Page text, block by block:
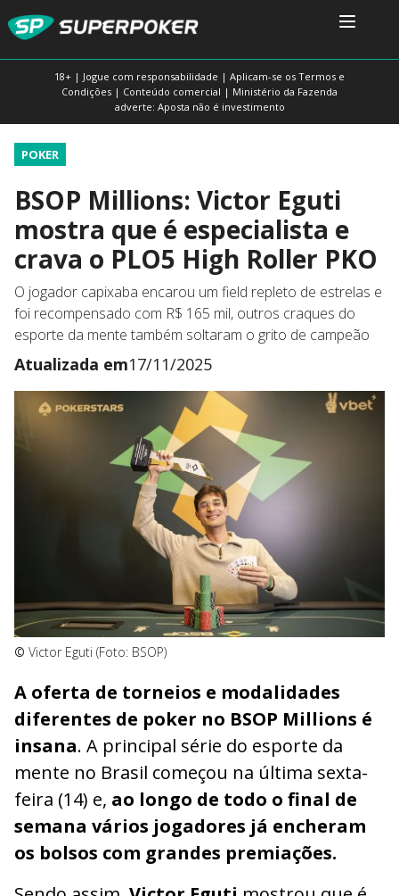
18+ | Jogue com responsabilidade | Aplicam-se os Termos e
Condições | Conteúdo comercial | Ministério da Fazenda
adverte: Aposta não é investimento
POKER
BSOP Millions: Victor Eguti
mostra que é especialista e
crava o PLO5 High Roller PKO
O jogador capixaba encarou um field repleto de estrelas e
foi recompensado com R$ 165 mil, outros craques do
esporte da mente também soltaram o grito de campeão
Atualizada em17/11/2025
© Victor Eguti (Foto: BSOP)
A oferta de torneios e modalidades
diferentes de poker no BSOP Millions é
insana. A principal série do esporte da
mente no Brasil começou na última sexta-
feira (14) e, ao longo de todo o final de
semana vários jogadores já encheram
os bolsos com grandes premiações.